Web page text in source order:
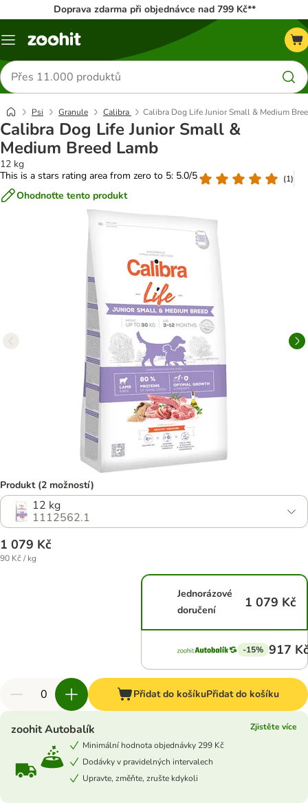
Doprava zdarma při objednávce nad 799 Kč**
Menu
Hledat
produkty
Psi Granule Calibra Calibra Dog Life Junior Small & Medium
Calibra Dog Life Junior Small &
Medium Breed Lamb
12 kg
This is a stars rating area from zero to 5: 5.0/5
(1)
Ohodnoťte tento produkt
Produkt (2 možností)
12 kg
1112562.1
1 079 Kč
90 Kč / kg
Jednorázové
doručení
1 079 Kč
-15% 917
Přidat do košíkuPřidat do košíku
zoohit Autobalík
Zjistěte více
Minimální hodnota objednávky 299 Kč
Dodávky v pravidelných intervalech
Upravte, změňte, zrušte kdykoli